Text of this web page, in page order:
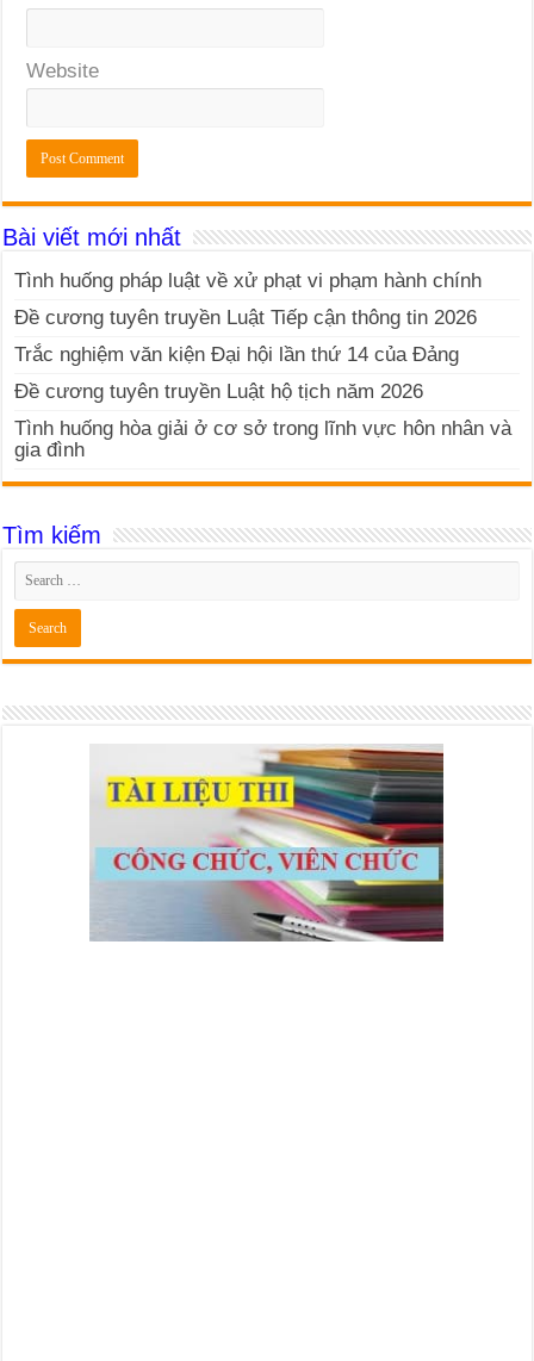
Website
Bài viết mới nhất
Tình huống pháp luật về xử phạt vi phạm hành chính
Đề cương tuyên truyền Luật Tiếp cận thông tin 2026
Trắc nghiệm văn kiện Đại hội lần thứ 14 của Đảng
Đề cương tuyên truyền Luật hộ tịch năm 2026
Tình huống hòa giải ở cơ sở trong lĩnh vực hôn nhân và
gia đình
Tìm kiếm